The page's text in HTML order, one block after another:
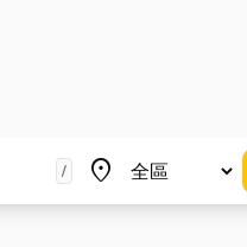
/ place
地區